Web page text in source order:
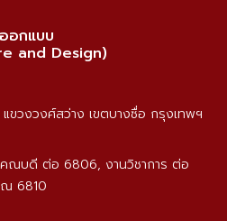
อกแบบ
and Design)
แขวงวงศ์สว่าง เขตบางซื่อ กรุงเทพฯ
ณบดี ต่อ 6806, งานวิชาการ ต่อ
6810